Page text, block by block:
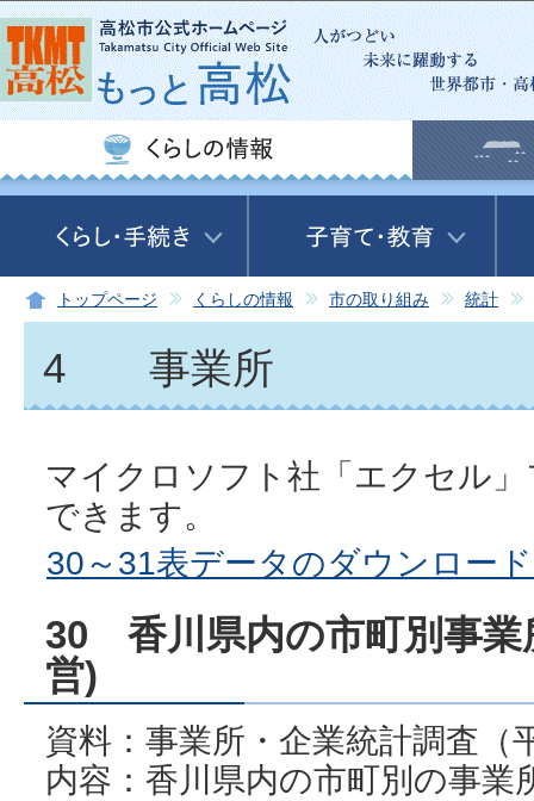
この
トップページ くらしの情報 市の取り組み 統計
4 事業所
マイクロソフト社「エクセル
できます。
30～31表データのダウンロー
30 香川県内の市町別事業
営)
資料：事業所・企業統計調査（
内容：香川県内の市町別の事業